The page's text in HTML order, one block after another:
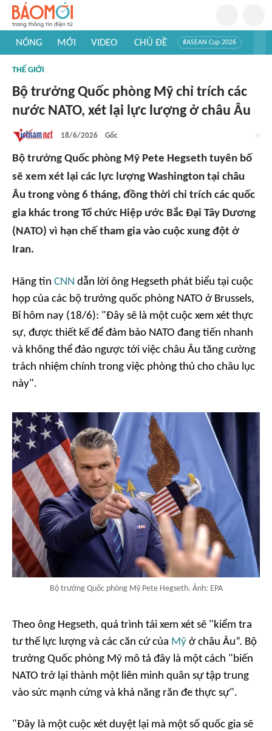
NÓNG MỚI VIDEO CHỦ ĐỀ #ASEAN Cup 2026
#Khám phá thế giới
THẾ GIỚI
Bộ trưởng Quốc phòng Mỹ chỉ trích các
nước NATO, xét lại lực lượng ở châu Âu
18/6/2026 Gốc
Bộ trưởng Quốc phòng Mỹ Pete Hegseth tuyên bố
sẽ xem xét lại các lực lượng Washington tại châu
Âu trong vòng 6 tháng, đồng thời chỉ trích các quốc
gia khác trong Tổ chức Hiệp ước Bắc Đại Tây Dương
(NATO) vì hạn chế tham gia vào cuộc xung đột ở
Iran.
Hãng tin CNN dẫn lời ông Hegseth phát biểu tại cuộc
họp của các bộ trưởng quốc phòng NATO ở Brussels,
Bỉ hôm nay (18/6): "Đây sẽ là một cuộc xem xét thực
sự, được thiết kế để đảm bảo NATO đang tiến nhanh
và không thể đảo ngược tới việc châu Âu tăng cường
trách nhiệm chính trong việc phòng thủ cho châu lục
này".
Bộ trưởng Quốc phòng Mỹ Pete Hegseth. Ảnh: EPA
Theo ông Hegseth, quá trình tái xem xét sẽ "kiểm tra
tư thế lực lượng và các căn cứ của Mỹ ở châu Âu”. Bộ
trưởng Quốc phòng Mỹ mô tả đây là một cách "biến
NATO trở lại thành một liên minh quân sự tập trung
vào sức mạnh cứng và khả năng răn đe thực sự".
"Đây là một cuộc xét duyệt lại mà một số quốc gia sẽ